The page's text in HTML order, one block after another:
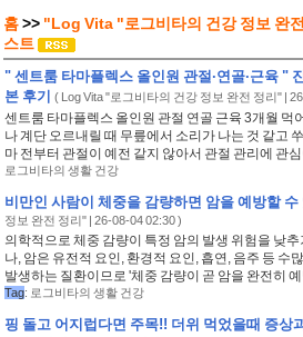
홈 >> "Log Vita "로그비타의 건강 정보 완
스트
" 센트룸 타마플렉스 올인원 관절·연골·근육 "
본 후기
( Log Vita "로그비타의 건강 정보 완전 정리"|
센트룸 타마플렉스 올인원 관절 연골 근육 3개월 먹
나 계단 오르내릴 때 무릎에서 소리가 나는 것 같고
마 전부터 관절이 예전 같지 않아서 관절 관리에 관
로그비타의 생활 건강
비만인 사람이 체중을 감량하면 암을 예방할 수
정보 완전 정리"| 26-08-04 02:30 )
의학적으로 체중 감량이 특정 암의 발생 위험을 낮
나, 암은 유전적 요인, 환경적 요인, 흡연, 음주 등 수
발생하는 질환이므로 '체중 감량이 곧 암을 완전히
Tag: 로그비타의 생활 건강
핑 돌고 어지럽다면 주목!! 더위 먹었을때 증상